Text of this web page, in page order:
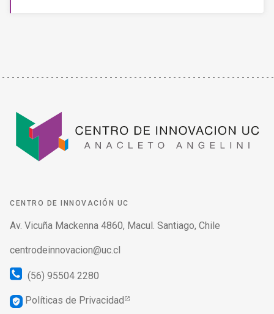
CENTRO DE INNOVACIÓN UC
Av. Vicuña Mackenna 4860, Macul. Santiago, Chile
centrodeinnovacion@uc.cl
(56) 95504 2280
verified_user Políticas de Privacidad